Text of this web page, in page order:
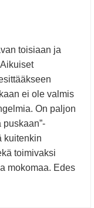
toisiaan ja
ei ole valmis
On paljon
puskaan”-
kuitenkin
toimivaksi
mokomaa. Edes